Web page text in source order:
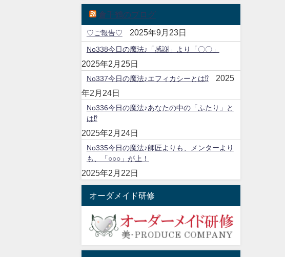
倉千鶴のブログ
♡ご報告♡ 2025年9月23日
No338今日の魔法♪「感謝」より「〇〇」
2025年2月25日
No337今日の魔法♪エフィカシーとは⁉
2025
年2月24日
No336今日の魔法♪あなたの中の「ふたり」と
は⁉
2025年2月24日
No335今日の魔法♪師匠よりも、メンターより
も、「○○○」が上！
2025年2月22日
オーダメイド研修